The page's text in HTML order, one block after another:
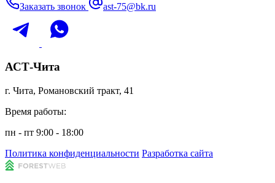
Заказать звонок
ast-75@bk.ru
АСТ-Чита
г. Чита, Романовский тракт, 41
Время работы:
пн - пт 9:00 - 18:00
Политика конфиденциальности Разработка сайта